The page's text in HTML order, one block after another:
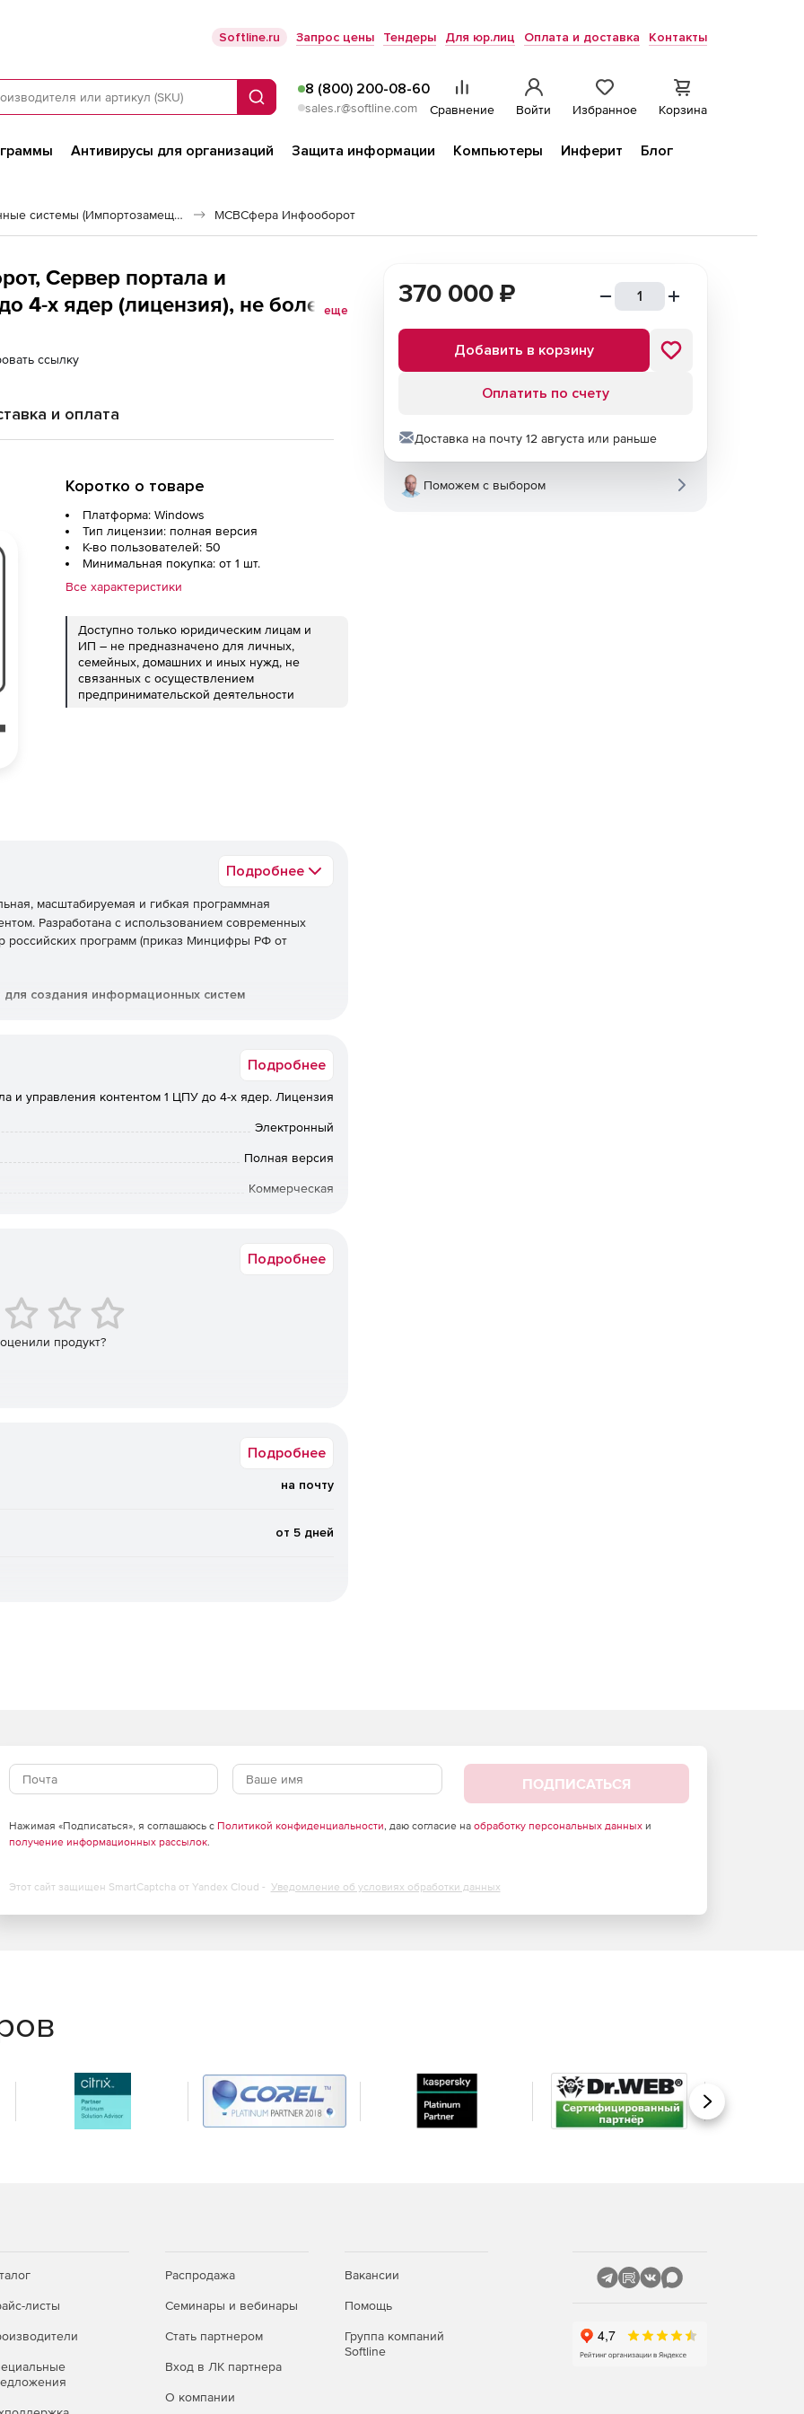
Softline.ru Запрос цены Тендеры Для юр.лиц Оплата и доставка Контакты
Поиск
8 (800) 200-08-60
sales.r@softline.com Сравнение Войти Избранное Корзина
Антивирусы для организаций Защита информации Компьютеры Инферит
Блог
Российские операционные системы (Импортозамещение) МСВСфера Инфооборот
Сервер портала и
4-х ядер (лицензия), не болеееще
ссылку
и оплата
Коротко о товаре
Платформа: Windows
Тип лицензии: полная версия
К-во пользователей: 50
Минимальная покупка: от 1 шт.
Все характеристики
Доступно только юридическим лицам и
ИП – не предназначено для личных,
семейных, домашних и иных нужд, не
связанных с осуществлением
предпринимательской деятельности
Подробнее
масштабируемая и гибкая программная
Разработана с использованием современных
российских программ (приказ Минцифры РФ от
создания информационных систем
возможности Подробнее
и управления контентом 1 ЦПУ до 4-х ядер. Лицензия
Электронный
Полная версия
Коммерческая
Подробнее
продукт?
Подробнее
на почту
от 5 дней
370 000 ₽
Добавить в корзину
Оплатить по счету
Доставка на почту 12 августа или раньше
Поможем с выбором
ПОДПИСАТЬСЯ
Нажимая «Подписаться», я соглашаюсь с Политикой конфиденциальности, даю согласие на обработку персональных данныхи
получение информационных рассылок.
Этот сайт защищен SmartCaptcha от Yandex Cloud - Уведомление об условиях обработки данных
Вперед
листы
Распродажа
Семинары и вебинары
Стать партнером
Вход в ЛК партнера
О компании
Вакансии
Помощь
Группа компаний
Softline